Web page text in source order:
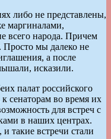
либо не представлены,
маргиналами,
всего народа. Причем
Просто мы далеко не
а после
исказили.
палат российского
сенаторам во время их
для встреч с
в наших центрах.
такие встречи стали